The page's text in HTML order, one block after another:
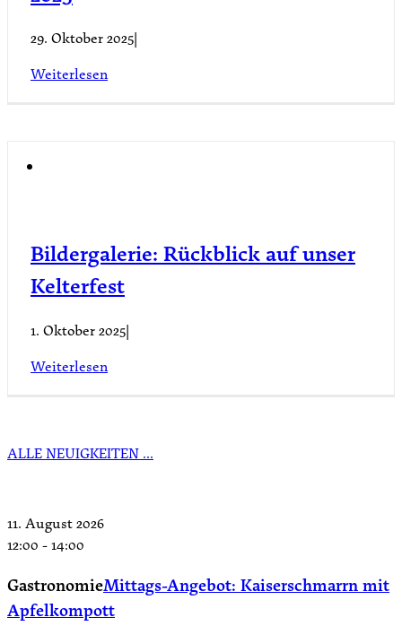
29. Oktober 2025|
Weiterlesen
Bildergalerie: Rückblick auf unser
Kelterfest
1. Oktober 2025|
Weiterlesen
ALLE NEUIGKEITEN …
11. August 2026
12:00 -14:00
GastronomieMittags-Angebot: Kaiserschmarrn mit
Apfelkompott